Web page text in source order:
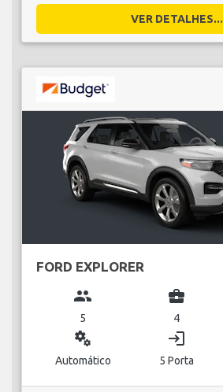
VER DETALHES...
FORD EXPLORER
group
5
business_center
4
miscellaneous_services
Automático
login
5 Porta